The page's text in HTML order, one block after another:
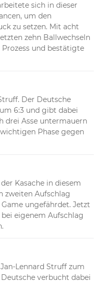
sich in dieser
um den
zu setzen. Mit acht
zehn Ballwechseln
und bestätigte
Der Deutsche
6:3 und gibt dabei
drei Asse untermauern
Phase gegen
Kasache in diesem
zweiten Aufschlag
ungefährdet. Jetzt
eigenem Aufschlag
Lennard Struff zum
verbucht dabei